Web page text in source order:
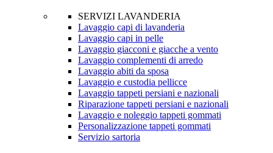
SERVIZI LAVANDERIA
Lavaggio capi di lavanderia
Lavaggio capi in pelle
Lavaggio giacconi e giacche a vento
Lavaggio complementi di arredo
Lavaggio abiti da sposa
Lavaggio e custodia pellicce
Lavaggio tappeti persiani e nazionali
Riparazione tappeti persiani e nazionali
Lavaggio e noleggio tappeti gommati
Personalizzazione tappeti gommati
Servizio sartoria